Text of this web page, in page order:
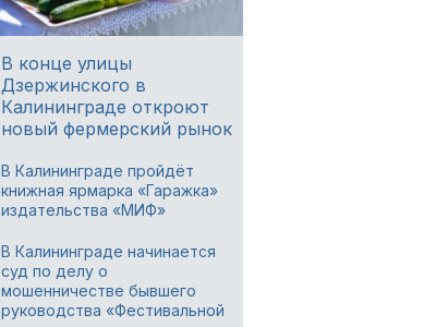
В конце улицы
Дзержинского в
Калининграде откроют
новый фермерский рынок
В Калининграде пройдёт
книжная ярмарка «Гаражка»
издательства «МИФ»
В Калининграде начинается
суд по делу о
мошенничестве бывшего
руководства «Фестивальной